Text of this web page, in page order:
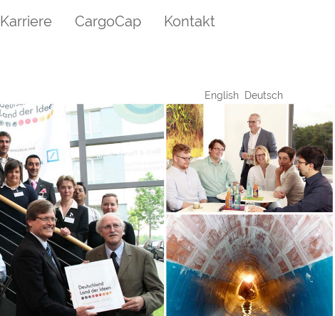
Karriere CargoCap Kontakt
English Deutsch